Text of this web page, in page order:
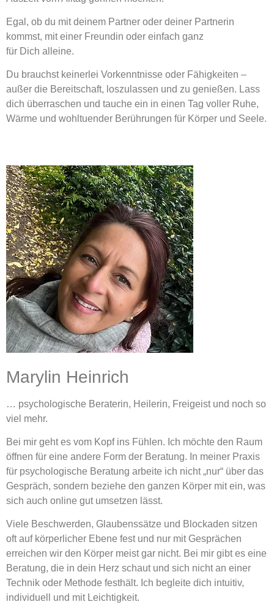
Egal, ob du mit deinem Partner oder deiner Partnerin
kommst, mit einer Freundin oder einfach ganz
für Dich alleine.
Du brauchst keinerlei Vorkenntnisse oder Fähigkeiten –
außer die Bereitschaft, loszulassen und zu genießen. Lass
dich überraschen und tauche ein in einen Tag voller Ruhe,
Wärme und wohltuender Berührungen für Körper und Seele.
Marylin Heinrich
… psychologische Beraterin, Heilerin, Freigeist und noch so
viel mehr.
Bei mir geht es vom Kopf ins Fühlen. Ich möchte den Raum
öffnen für eine andere Form der Beratung. In meiner Praxis
für psychologische Beratung arbeite ich nicht „nur“ über das
Gespräch, sondern beziehe den ganzen Körper mit ein, was
sich auch online gut umsetzen lässt.
Viele Beschwerden, Glaubenssätze und Blockaden sitzen
oft auf körperlicher Ebene fest und nur mit Gesprächen
erreichen wir den Körper meist gar nicht. Bei mir gibt es eine
Beratung, die in dein Herz schaut und sich nicht an einer
Technik oder Methode festhält. Ich begleite dich intuitiv,
individuell und mit Leichtigkeit.